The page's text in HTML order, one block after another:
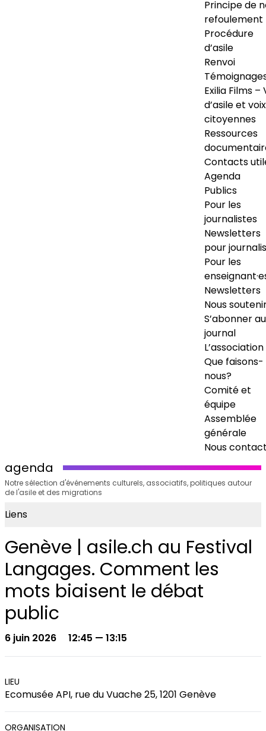
Principe de
refoulement
Procédure
d’asile
Renvoi
Exilia Films –
d’asile et voix
citoyennes
Ressources
Contacts
Agenda
Publics
Pour les
journalistes
Newsletters
pour
Pour les
Newsletters
Nous
S’abonner au
journal
L’association
Que faisons-
nous?
Comité et
équipe
Assemblée
générale
Nous
agenda
Notre sélection d'événements culturels, associatifs, politiques autour
de l'asile et des migrations
Liens
Genève | asile.ch au Festival
Langages. Comment les
mots biaisent le débat
public
6 juin 2026 12:45 — 13:15
LIEU
Ecomusée API, rue du Vuache 25, 1201 Genève
ORGANISATION